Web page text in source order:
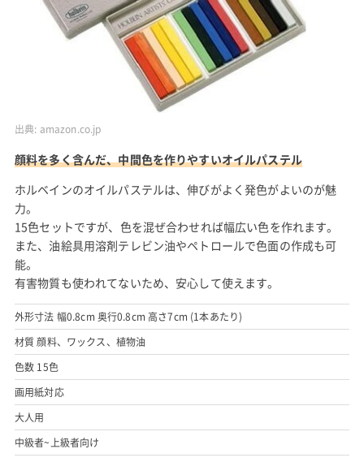
出典: amazon.co.jp
顔料を多く含んだ、中間色を作りやすいオイルパステル
ホルベインのオイルパステルは、伸びがよく発色がよいのが魅
力。
15色セットですが、色を混ぜ合わせれば幅広い色を作れます。
また、油絵具用溶剤テレビン油やペトロールで色面の作成も可
能。
有害物質も使われてないため、安心して使えます。
外形寸法 幅0.8cm 奥行0.8cm 高さ7cm (1本あたり)
材質 顔料、ワックス、植物油
色数 15色
画用紙対応
大人用
中級者~上級者向け